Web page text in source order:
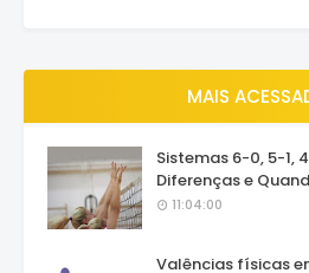
MAIS
Sistemas 6-0, 5-1,
Diferenças e
11:04:00
Valências físicas